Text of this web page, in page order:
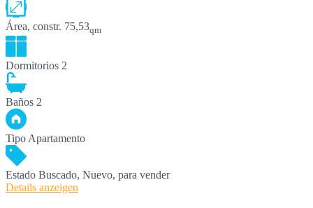
Área, constr. 75,53qm
Dormitorios 2
Baños 2
Tipo Apartamento
Estado Buscado, Nuevo, para vender
Details anzeigen